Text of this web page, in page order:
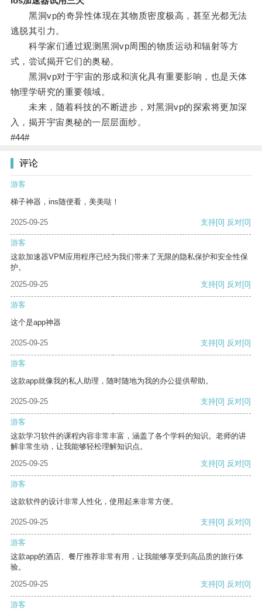
黑洞vp的奇异性体现在其物质密度极高，甚至光都无法
逃脱其引力。
科学家们通过观测黑洞vp周围的物质运动和辐射等方
式，尝试揭开它们的奥秘。
黑洞vp对于宇宙的形成和演化具有重要影响，也是天体
物理学研究的重要领域。
未来，随着科技的不断进步，对黑洞vp的探索将更加深
入，揭开宇宙奥秘的一层层面纱。
#44#
评论
游客
梯子神器，ins随便看，美美哒！
2025-09-25 支持[0] 反对[0]
游客
这款加速器VPM应用程序已经为我们带来了无限的隐私保护和安全性保
护。
2025-09-25
支持[0] 反对[0]
游客
这个是app神器
2025-09-25 支持[0] 反对[0]
游客
这款app就像我的私人助理，随时随地为我的办公提供帮助。
2025-09-25 支持[0] 反对[0]
游客
这款学习软件的课程内容非常丰富，涵盖了各个学科的知识。老师的讲
解非常生动，让我能够轻松理解知识点。
2025-09-25
支持[0] 反对[0]
游客
这款软件的设计非常人性化，使用起来非常方便。
2025-09-25 支持[0] 反对[0]
游客
这款app的酒店、餐厅推荐非常有用，让我能够享受到高品质的旅行体
验。
2025-09-25
支持[0] 反对[0]
游客